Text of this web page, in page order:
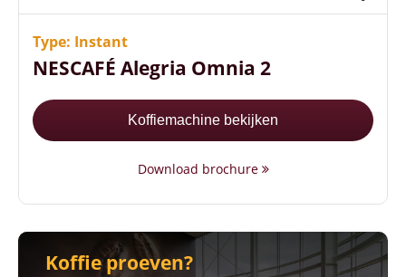
Bekermechanisme met 600 bekers
Automatisch reinigingsprogramma
Type: Instant
NESCAFÉ Alegria Omnia 2
Koffiemachine bekijken
Download brochure
Koffie proeven?